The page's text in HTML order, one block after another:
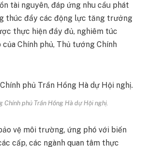
tài nguyên, đáp ứng nhu cầu phát
thúc đẩy các động lực tăng trưởng
thực hiện đầy đủ, nghiêm túc
Chính phủ, Thủ tướng Chính
Chính phủ Trần Hồng Hà dự Hội nghị.
vệ môi trường, ứng phó với biến
cấp, các ngành quan tâm thực